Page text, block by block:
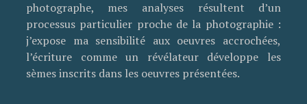
photographe, mes analyses résultent d’un
processus particulier proche de la photographie :
j’expose ma sensibilité aux oeuvres accrochées,
l’écriture comme un révélateur développe les
sèmes inscrits dans les oeuvres présentées.